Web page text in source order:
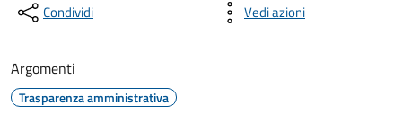
Condividi Vedi azioni
Argomenti
Trasparenza amministrativa